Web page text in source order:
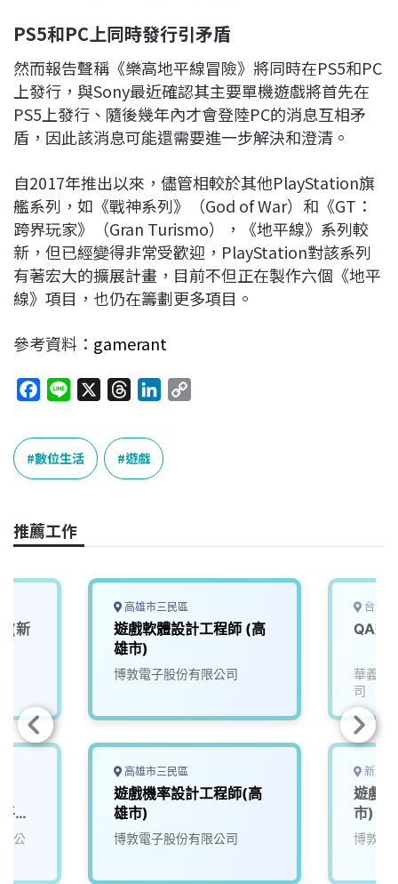
PS5和PC上同時發行引矛盾
然而報告聲稱《樂高地平線冒險》將同時在PS5和PC
上發行，與Sony最近確認其主要單機遊戲將首先在
PS5上發行、隨後幾年內才會登陸PC的消息互相矛
盾，因此該消息可能還需要進一步解決和澄清。
自2017年推出以來，儘管相較於其他PlayStation旗
艦系列，如《戰神系列》（God of War）和《GT：
跨界玩家》（Gran Turismo），《地平線》系列較
新，但已經變得非常受歡迎，PlayStation對該系列
有著宏大的擴展計畫，目前不但正在製作六個《地平
線》項目，也仍在籌劃更多項目。
參考資料： gamerant
c
e
b
o
k
n
e
r
e
a
k
n
k
數位生活 遊戲
推薦工作
(新
台
公
高雄市三民區
遊戲軟體設計工程師 (高
雄市)
博敦電子股份有限公司
高雄市三民區
遊戲機率設計工程師(高
雄市)
博敦電子股份有限公司
台北
華義國
司
新北
遊戲
市)
博敦電